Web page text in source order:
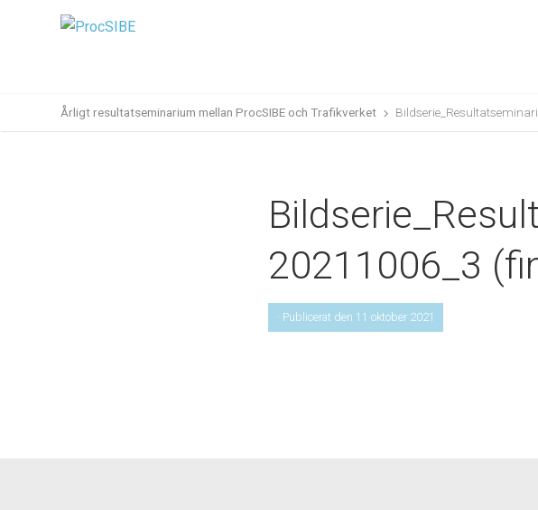
Årligt resultatseminarium mellan ProcSIBE och Trafikverket
20211006_3
· Publicerat den 11 oktober 2021